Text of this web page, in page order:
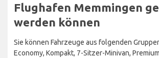
Flughafen Memmingen
werden können
Sie können Fahrzeuge aus folgenden
Economy, Kompakt, 7-Sitzer-Minivan,